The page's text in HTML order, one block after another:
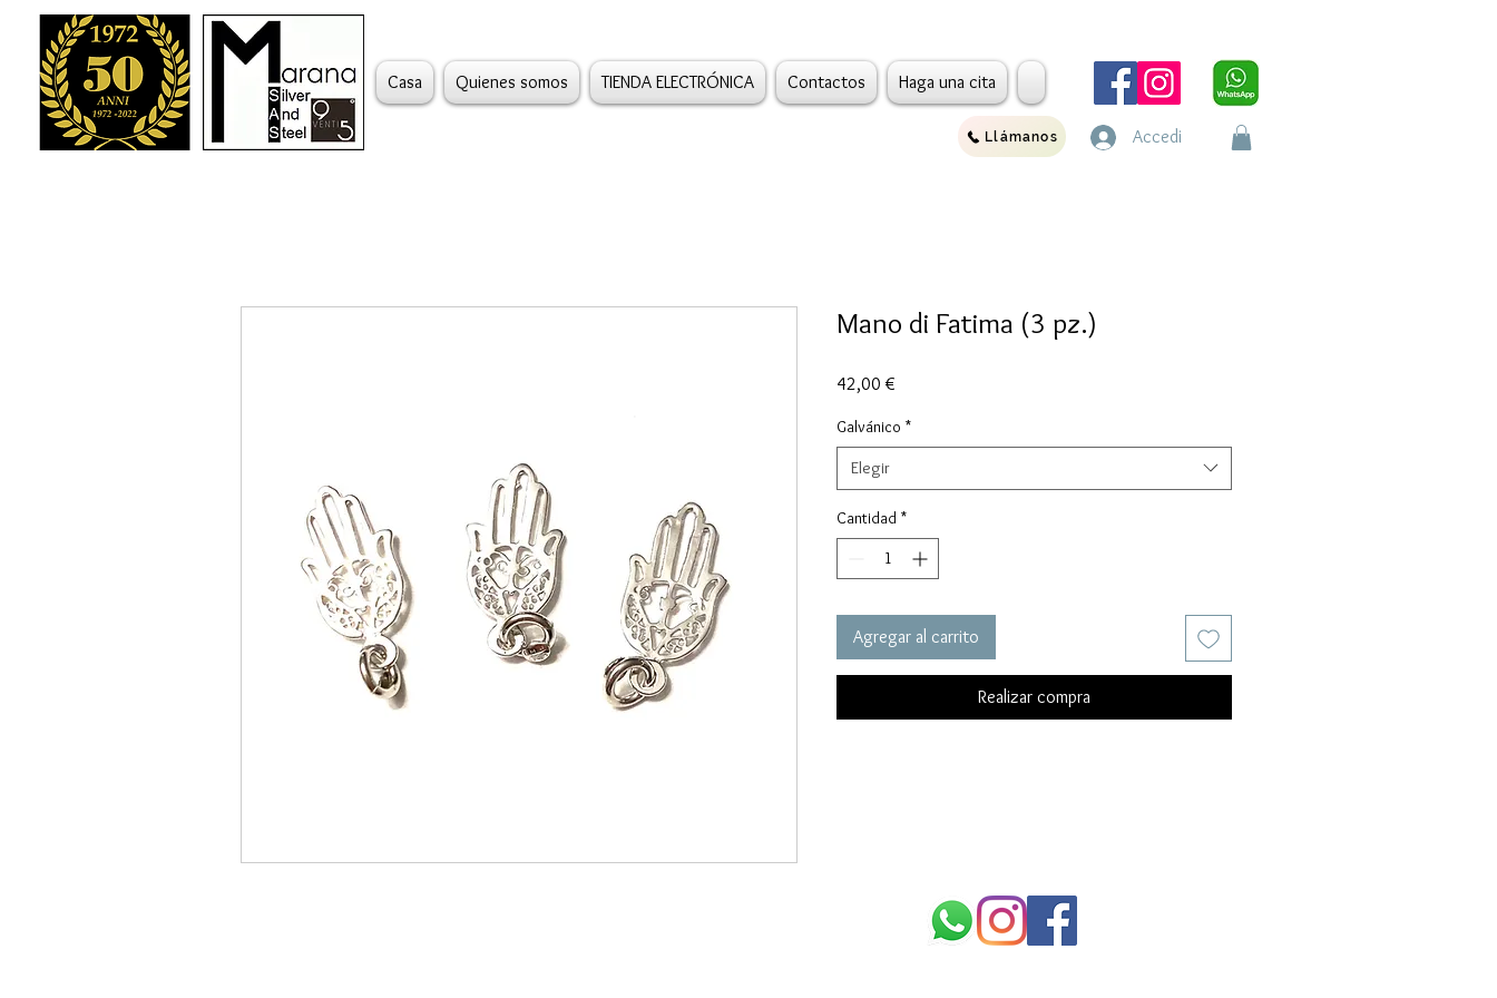
Casa Quienes somos TIENDA ELECTRÓNICA Contactos Haga una cita
Llámanos Accedi
Mano di Fatima (3 pz.)
42,00 €
Galvánico *
Elegir
Cantidad *
Agregar al carrito
Realizar compra